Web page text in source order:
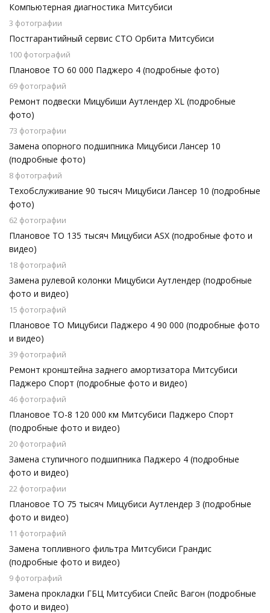
Компьютерная диагностика Митсубиси
3 фотографии
Постгарантийный сервис СТО Орбита Митсубиси
100 фотографий
Плановое ТО 60 000 Паджеро 4 (подробные фото)
69 фотографий
Ремонт подвески Мицубиши Аутлендер XL (подробные
фото)
73 фотографии
Замена опорного подшипника Мицубиси Лансер 10
(подробные фото)
8 фотографий
Техобслуживание 90 тысяч Мицубиси Лансер 10 (подробные
фото)
62 фотографии
Плановое ТО 135 тысяч Мицубиси АSХ (подробные фото и
видео)
18 фотографий
Замена рулевой колонки Мицубиси Аутлендер (подробные
фото и видео)
15 фотографий
Плановое ТО Мицубиси Паджеро 4 90 000 (подробные фото
и видео)
39 фотографий
Ремонт кронштейна заднего амортизатора Митсубиси
Паджеро Спорт (подробные фото и видео)
46 фотографий
Плановое ТО-8 120 000 км Митсубиси Паджеро Спорт
(подробные фото и видео)
20 фотографий
Замена ступичного подшипника Паджеро 4 (подробные
фото и видео)
22 фотографии
Плановое ТО 75 тысяч Мицубиси Аутлендер 3 (подробные
фото и видео)
11 фотографий
Замена топливного фильтра Митсубиси Грандис
(подробные фото и видео)
9 фотографий
Замена прокладки ГБЦ Митсубиси Спейс Вагон (подробные
фото и видео)